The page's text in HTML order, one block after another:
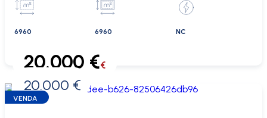
6960 6960 NC
0 €
20.000 €€
20.000 €
VENDA